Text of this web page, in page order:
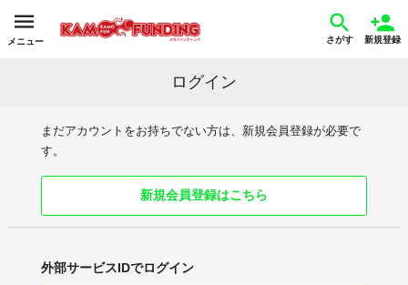
メニュー さがす 新規登録
ログイン
まだアカウントをお持ちでない方は、新規会員登録が必要で
す。
新規会員登録はこちら
外部サービスIDでログイン